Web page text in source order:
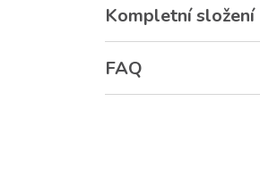
Kompletní složení
FAQ